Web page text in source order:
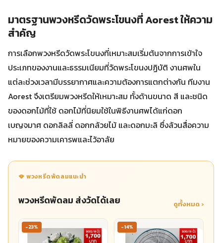
มาตรฐานพวงหรีดวัดพระโขนงที่ Aorest ให้ความ
สำคัญ
การเลือกพวงหรีดวัดพระโขนงที่เหมาะสมเริ่มต้นจากการเข้าใจ
ประเภทของงานและธรรมเนียมที่วัดพระโขนงปฏิบัติ งานศพใน
แต่ละช่วงเวลามีบรรยากาศและความต้องการแตกต่างกัน ทีมงาน
Aorest จึงเตรียมพวงหรีดให้เหมาะสม ทั้งด้านขนาด สี และชนิด
ของดอกไม้ที่ใช้ ดอกไม้ที่นิยมใช้ในพิธีงานศพได้แก่ดอก
เบญจมาศ ดอกลิลลี่ ดอกกล้วยไม้ และดอกมะลิ ซึ่งล้วนสื่อความ
หมายของความเคารพและไว้อาลัย
🪭 พวงหรีดพัดลมแนะนำ
พวงหรีดพัดลม ส่งวัดได้เลย ดูทั้งหมด ›
-23% -14%